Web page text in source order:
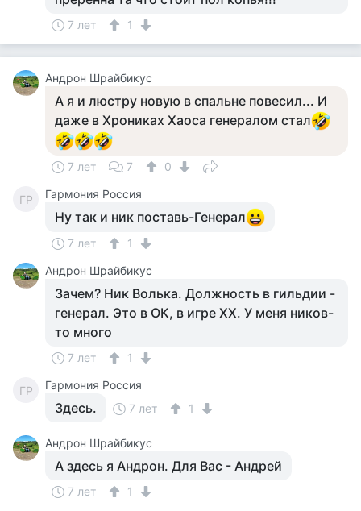
7 лет 1
Андрон Шрайбикус
А я и люстру новую в спальне повесил... И
даже в Хрониках Хаоса генералом стал
7 лет 7 0
ГР Гармония Россия
Ну так и ник поставь-Генерал
7 лет
1
Андрон Шрайбикус
Зачем? Ник Волька. Должность в гильдии -
генерал. Это в ОК, в игре ХХ. У меня ников-
то много
7 лет 1
ГР Гармония Россия
Здесь. 7 лет 1
Андрон Шрайбикус
А здесь я Андрон. Для Вас - Андрей
7 лет 1